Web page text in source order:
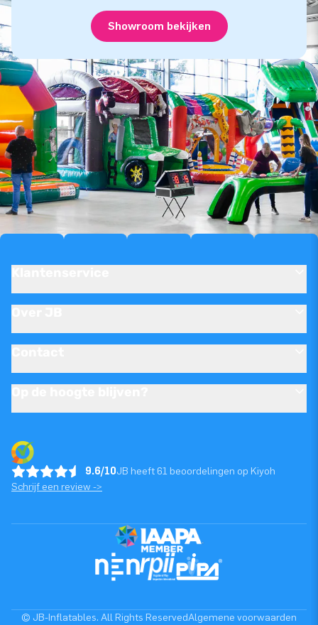
Showroom bekijken
9.6/10JB heeft 61 beoordelingen op Kiyoh
Schrijf een review ->
© JB-Inflatables. All Rights ReservedAlgemene voorwaarden